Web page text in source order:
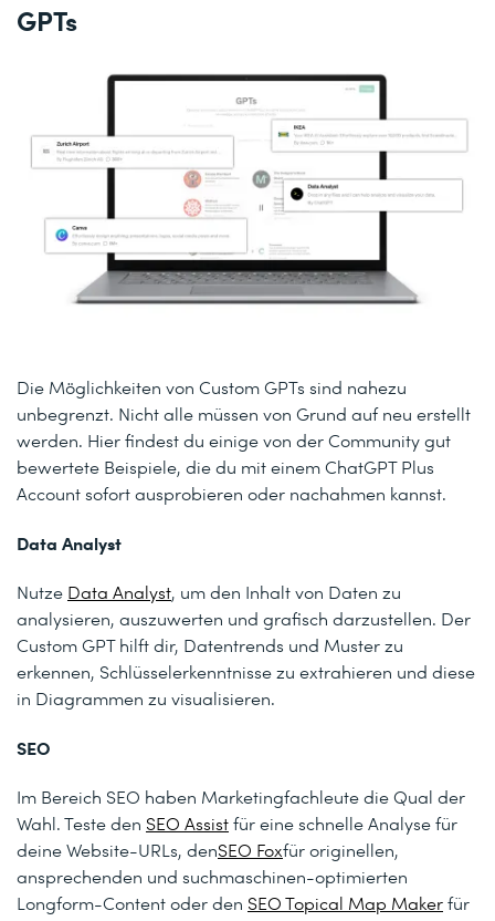
GPTs
Die Möglichkeiten von Custom GPTs sind nahezu
unbegrenzt. Nicht alle müssen von Grund auf neu erstellt
werden. Hier findest du einige von der Community gut
bewertete Beispiele, die du mit einem ChatGPT Plus
Account sofort ausprobieren oder nachahmen kannst.
Data Analyst
Nutze Data Analyst, um den Inhalt von Daten zu
analysieren, auszuwerten und grafisch darzustellen. Der
Custom GPT hilft dir, Datentrends und Muster zu
erkennen, Schlüsselerkenntnisse zu extrahieren und diese
in Diagrammen zu visualisieren.
SEO
Im Bereich SEO haben Marketingfachleute die Qual der
Wahl. Teste den SEO Assistfür eine schnelle Analyse für
deine Website-URLs, denSEO Foxfür originellen,
ansprechenden und suchmaschinen-optimierten
Longform-Content oder den SEO Topical Map Makerfür